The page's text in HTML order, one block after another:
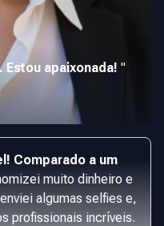
apaixonada! "
Comparado a um
muito dinheiro e
algumas selfies e,
profissionais incríveis.